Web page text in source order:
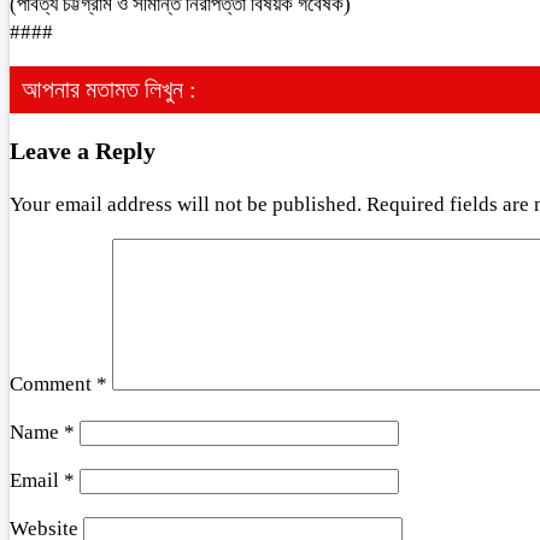
####
আপনার মতামত লিখুন :
Leave a Reply
Your email address will not be published. Required fields are
Comment *
Name *
Email *
Website